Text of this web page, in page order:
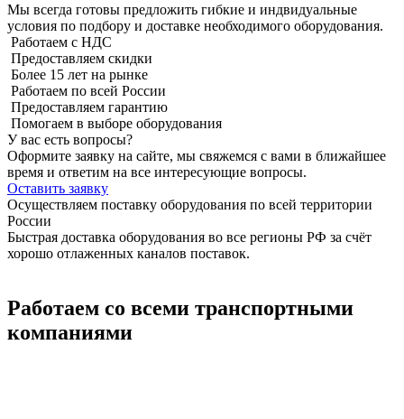
Мы всегда готовы предложить гибкие и индвидуальные
условия по подбору и доставке необходимого оборудования.
Работаем с НДС
Предоставляем скидки
Более 15 лет на рынке
Работаем по всей России
Предоставляем гарантию
Помогаем в выборе оборудования
У вас есть вопросы?
Оформите заявку на сайте, мы свяжемся с вами в ближайшее
время и ответим на все интересующие вопросы.
Оставить заявку
Осуществляем поставку оборудования по всей территории
России
Быстрая доставка оборудования во все регионы РФ за счёт
хорошо отлаженных каналов поставок.
Работаем со всеми транспортными
компаниями